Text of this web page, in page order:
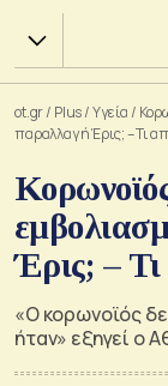
Χ.Α.
ot.gr/ Plus/Υγεία /
παραλλαγή Έρις; – Τι
Έρις; –
«Ο κορωνοϊός
ήταν» εξηγεί ο